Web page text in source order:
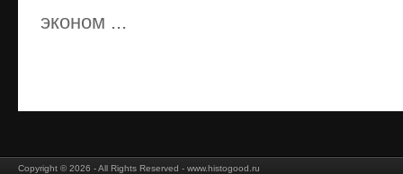
эконом ...
Copyright © 2026 - All Rights Reserved - www.histogood.ru